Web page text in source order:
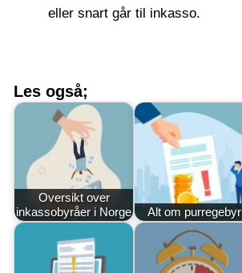
eller snart går til inkasso.
Les også;
Oversikt over
inkassobyråer i Norge
Alt om purregebyr